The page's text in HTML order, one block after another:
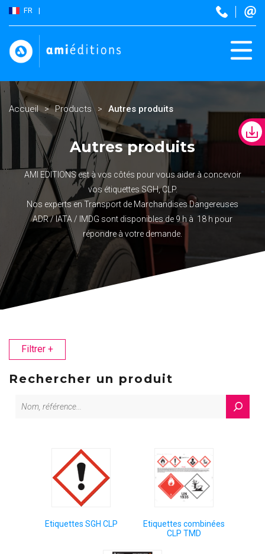
FR
Accueil Products Autres produits
Autres produits
AMI EDITIONS est à vos côtés pour vous aider à concevoir
vos étiquettes SGH, CLP.
Nos experts en Transport de Marchandises Dangereuses
ADR / IATA / IMDG sont disponibles de 9 h à 18 h pour
répondre à votre demande.
Filtrer +
Rechercher un produit
Etiquettes SGH CLP
Etiquettes combinées
CLP TMD